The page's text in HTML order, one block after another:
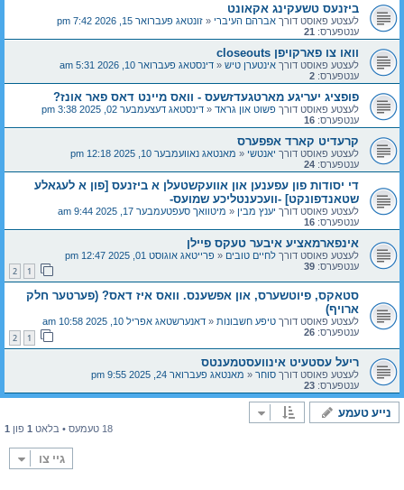
ביזנעס טשעקינג אקאונט
לעצטע פאוסט דורך אברהם העיברי « זונטאג פעברואר 15, 2026 7:42 pm
ענטפערס: 21
וואו צו פארקויפן closeouts
לעצטע פאוסט דורך אינטערן טיש « דינסטאג פעברואר 10, 2026 5:31 am
ענטפערס: 2
פופציג יעריגע מארטגעדזשעס - וואס מיינט דאס פאר אונז?
לעצטע פאוסט דורך פשוט און גראד « דינסטאג דעצעמבער 02, 2025 3:38 pm
ענטפערס: 16
קרעדיט קארד אפפערס
לעצטע פאוסט דורך יאנטשי « מאנטאג נאוועמבער 10, 2025 12:18 pm
ענטפערס: 24
די יסודות פון עפענען און אוועקשטעלן א ביזנעס [פון א לעגאלע
שטאנדפונקט] -וועכענטליכע שמועס-
לעצטע פאוסט דורך יענץ מבין « מיטוואך סעפטעמבער 17, 2025 9:44 am
ענטפערס: 16
אינפארמאציע איבער טעקס פיילן
לעצטע פאוסט דורך לחיים טובים « פרייטאג אוגוסט 01, 2025 12:47 pm
ענטפערס: 39
1
2
סטאקס, פיוטשערס, און אפשענס. וואס איז דאס? (פערטער חלק
ארויף)
לעצטע פאוסט דורך טיפע חשבונות « דאנערשטאג אפריל 10, 2025 10:58 am
ענטפערס: 26
1
2
ריעל עסטעיט אינוועסטמענטס
לעצטע פאוסט דורך סוחר « מאנטאג פעברואר 24, 2025 9:55 pm
ענטפערס: 23
נייע טעמע
18 טעמעס • בלאט 1 פון 1
גיי צו